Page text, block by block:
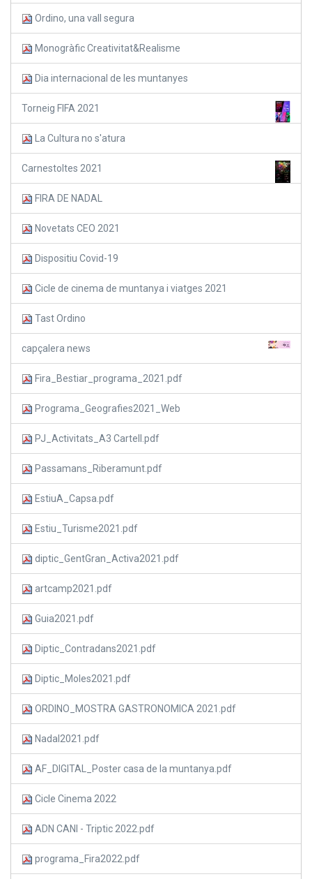
Ordino, una vall segura
Monogràfic Creativitat&Realisme
Dia internacional de les muntanyes
Torneig FIFA 2021
La Cultura no s'atura
Carnestoltes 2021
FIRA DE NADAL
Novetats CEO 2021
Dispositiu Covid-19
Cicle de cinema de muntanya i viatges 2021
Tast Ordino
capçalera news
Fira_Bestiar_programa_2021.pdf
Programa_Geografies2021_Web
PJ_Activitats_A3 Cartell.pdf
Passamans_Riberamunt.pdf
EstiuA_Capsa.pdf
Estiu_Turisme2021.pdf
diptic_GentGran_Activa2021.pdf
artcamp2021.pdf
Guia2021.pdf
Diptic_Contradans2021.pdf
Diptic_Moles2021.pdf
ORDINO_MOSTRA GASTRONOMICA 2021.pdf
Nadal2021.pdf
AF_DIGITAL_Poster casa de la muntanya.pdf
Cicle Cinema 2022
ADN CANI - Triptic 2022.pdf
programa_Fira2022.pdf